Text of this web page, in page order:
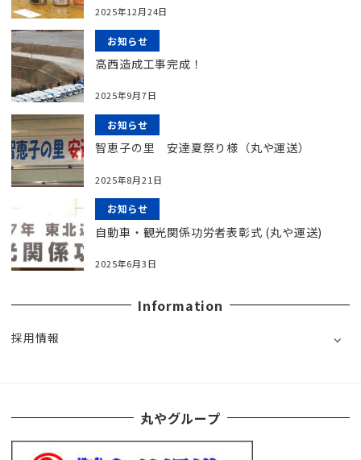
2025年12月24日
お知らせ
高西造成工事完成！
2025年9月7日
お知らせ
智恵子の里 安達夏祭り様（丸や運送）
2025年8月21日
お知らせ
自動車・観光関係功労者表彰式 (丸や運送)
2025年6月3日
Information
採用情報
丸やグループ